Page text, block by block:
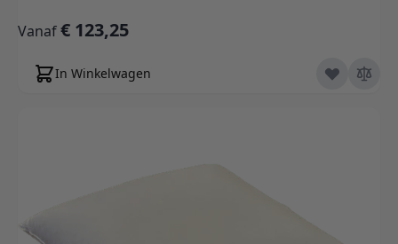
Vanaf€ 123,25
In Winkelwagen